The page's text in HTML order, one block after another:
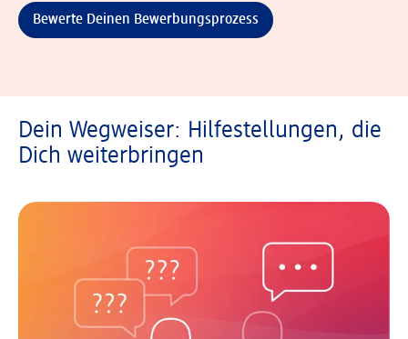
Bewerte Deinen Bewerbungsprozess
Dein Wegweiser: Hilfestellungen, die
Dich weiterbringen